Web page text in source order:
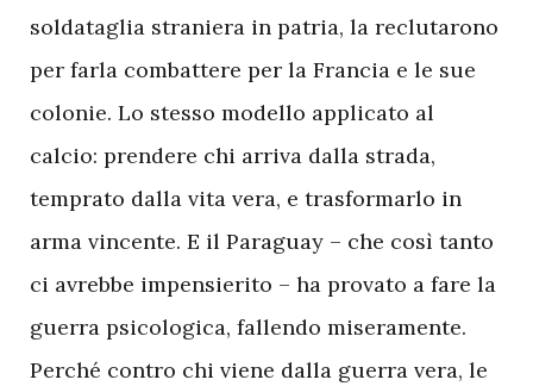
soldataglia straniera in patria, la reclutarono
per farla combattere per la Francia e le sue
colonie. Lo stesso modello applicato al
calcio: prendere chi arriva dalla strada,
temprato dalla vita vera, e trasformarlo in
arma vincente. E il Paraguay – che così tanto
ci avrebbe impensierito – ha provato a fare la
guerra psicologica, fallendo miseramente.
Perché contro chi viene dalla guerra vera, le